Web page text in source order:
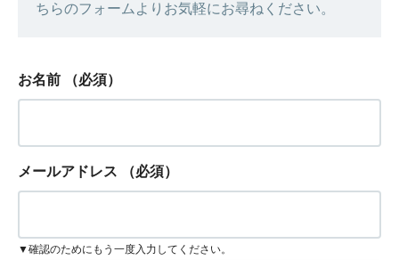
ちらのフォームよりお気軽にお尋ねください。
お名前 （必須）
メールアドレス （必須）
▼確認のためにもう一度入力してください。